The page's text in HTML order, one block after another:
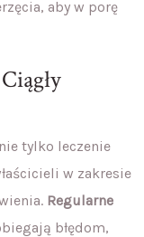
aby w porę
tylko leczenie
w zakresie
Regularne
błędom,